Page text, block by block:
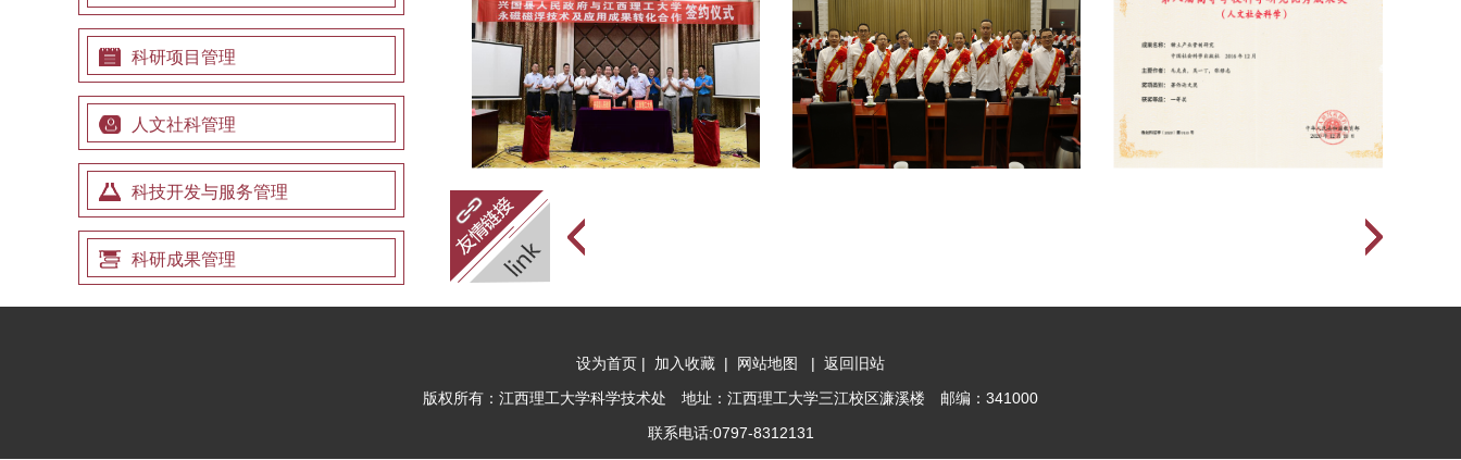
科研项目管理
人文社科管理
科技开发与服务管理
科研成果管理
设为首页 | 加入收藏 | 网站地图 | 返回旧站
版权所有：江西理工大学科学技术处 地址：江西理工大学三江校区濂溪楼 邮编：341000
联系电话:0797-8312131